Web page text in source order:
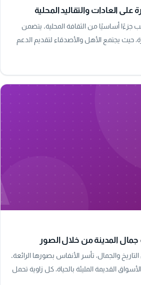
العادات والتقاليد المحلية
جزءًا أساسيًا من الثقافة المحلية. يتضمن
حيث يجتمع الأهل والأصدقاء لتقديم الدعم
المدينة من خلال الصور
والجمال، تأسر الأنفاس بصورها الرائعة.
القديمة المليئة بالحياة، كل زاوية تحمل